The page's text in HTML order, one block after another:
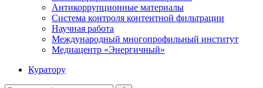
Антикоррупционные материалы
Система контроля контентной фильтрации
Научная работа
Международный многопрофильный институт
Медиацентр «Энергичный»
Куратору